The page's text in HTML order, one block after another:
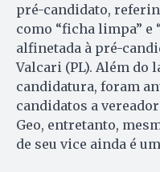
pré-candidato,
como “ficha limpa” e
alfinetada à pré-
Valcari (PL). Além do
candidatura, foram
candidatos a
Geo, entretanto,
de seu vice ainda é